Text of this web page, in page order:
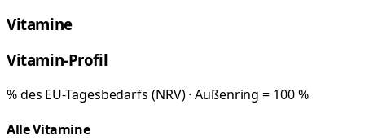
Vitamine
Vitamin-Profil
% des EU-Tagesbedarfs (NRV) · Außenring = 100 %
Alle Vitamine